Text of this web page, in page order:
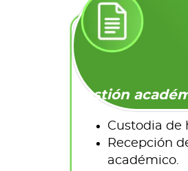
Gestión
Custodia de
Recepción
académico.